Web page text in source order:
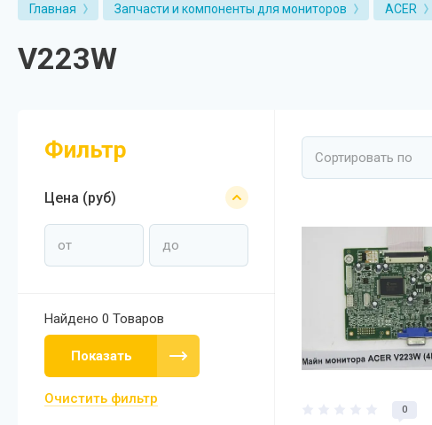
Главная Запчасти и компоненты для мониторов ACER
V223W
Фильтр
Цена (руб)
Найдено 0 Товаров
Показать
Очистить фильтр
Сортировать по
0